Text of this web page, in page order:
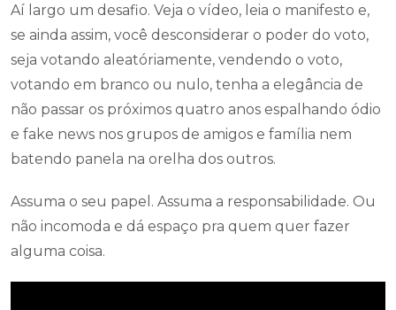
Aí largo um desafio. Veja o vídeo, leia o manifesto e,
se ainda assim, você desconsiderar o poder do voto,
seja votando aleatóriamente, vendendo o voto,
votando em branco ou nulo, tenha a elegância de
não passar os próximos quatro anos espalhando ódio
e fake news nos grupos de amigos e família nem
batendo panela na orelha dos outros.
Assuma o seu papel. Assuma a responsabilidade. Ou
não incomoda e dá espaço pra quem quer fazer
alguma coisa.